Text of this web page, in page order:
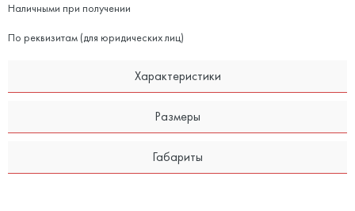
Наличными при получении
По реквизитам (для юридических лиц)
Характеристики
Размеры
Габариты